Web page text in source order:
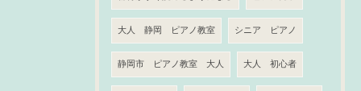
大人 静岡 ピアノ教室 シニア ピアノ
静岡市 ピアノ教室 大人 大人 初心者